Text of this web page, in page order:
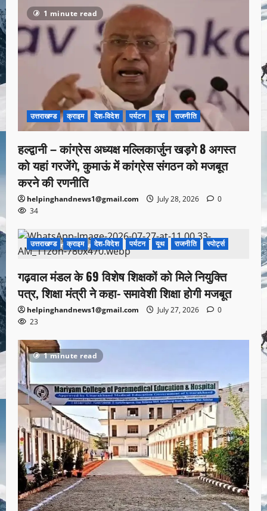
1 minute read
उत्तराखण्ड क्राइम देश-विदेश पर्यटन यूथ राजनीति
हल्द्वानी – कांग्रेस अध्यक्ष मल्लिकार्जुन खड़गे 8 अगस्त
को यहां गरजेंगे, कुमाऊं में कांग्रेस संगठन को मजबूत
करने की रणनीति
helpinghandnews1@gmail.com July 28, 2026
0
34
1 minute read
उत्तराखण्ड क्राइम देश-विदेश पर्यटन यूथ राजनीति स्पोर्ट्स
गढ़वाल मंडल के 69 विशेष शिक्षकों को मिले नियुक्ति
पत्र, शिक्षा मंत्री ने कहा- समावेशी शिक्षा होगी मजबूत
helpinghandnews1@gmail.com July 27, 2026
0
23
1 minute read